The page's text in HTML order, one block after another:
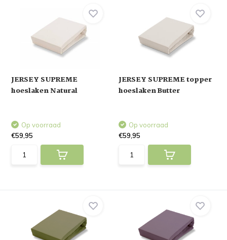
JERSEY SUPREME
hoeslaken Natural
Op voorraad
€59,95
JERSEY SUPREME topper
hoeslaken Butter
Op voorraad
€59,95